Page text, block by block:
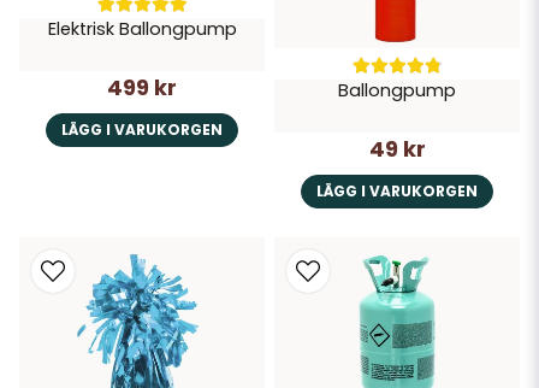
Elektrisk Ballongpump
499 kr
LÄGG I VARUKORGEN
Ballongpump
49 kr
LÄGG I VARUKORGEN